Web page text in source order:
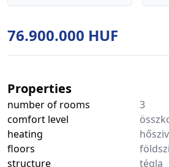
76.900.000 HUF
Properties
number of rooms
3
comfort level
heating
floors
structure
tégla